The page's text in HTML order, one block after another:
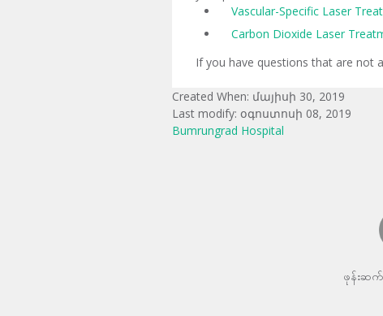
Vascular-Specific Laser
Carbon Dioxide Laser
If you have questions that are not
Created When: մայիսի 30, 2019
Last modify: օգոստոսի 08, 2019
Bumrungrad Hospital
ဖုန်းဆ